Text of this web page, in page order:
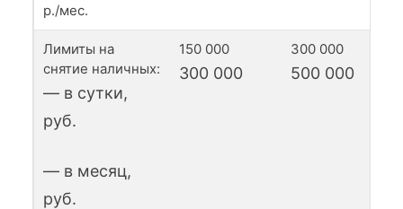
р./мес.
Лимиты на
снятие наличных:
— в сутки,
руб.
— в месяц,
руб.
150 000
300 000
300 000
500 000